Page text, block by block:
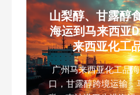
山梨醇、甘露醇
海运到马来西亚
来西亚化工
广州马来西亚化工品
口，甘露醇跨境运输，